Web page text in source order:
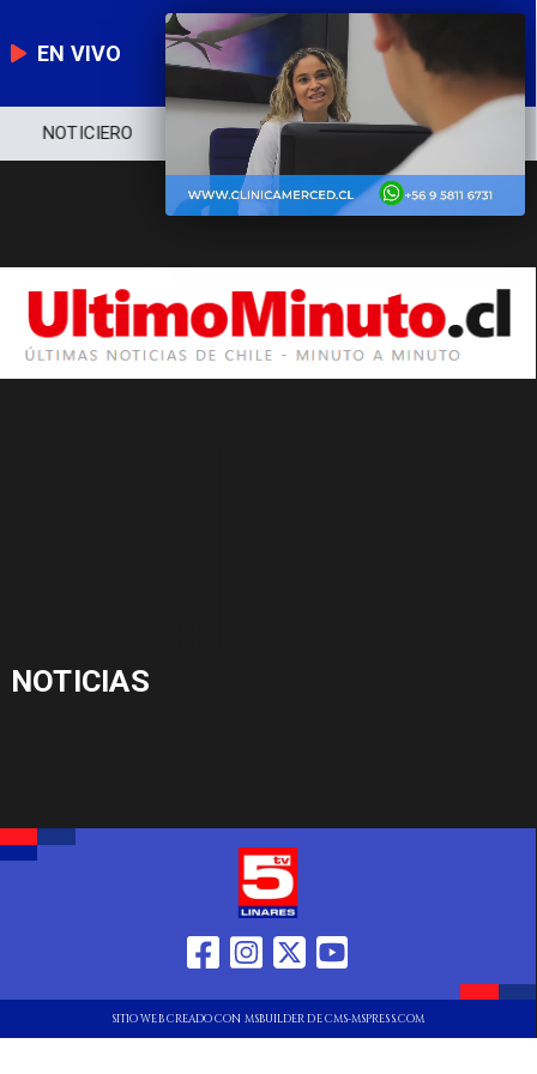
EN VIVO
NOTICIERO POLÍTICA ECONOMÍA
NOTICIAS
SITIO WEB CREADO CON MSBUILDER DE CMS-MSPRESS.COM